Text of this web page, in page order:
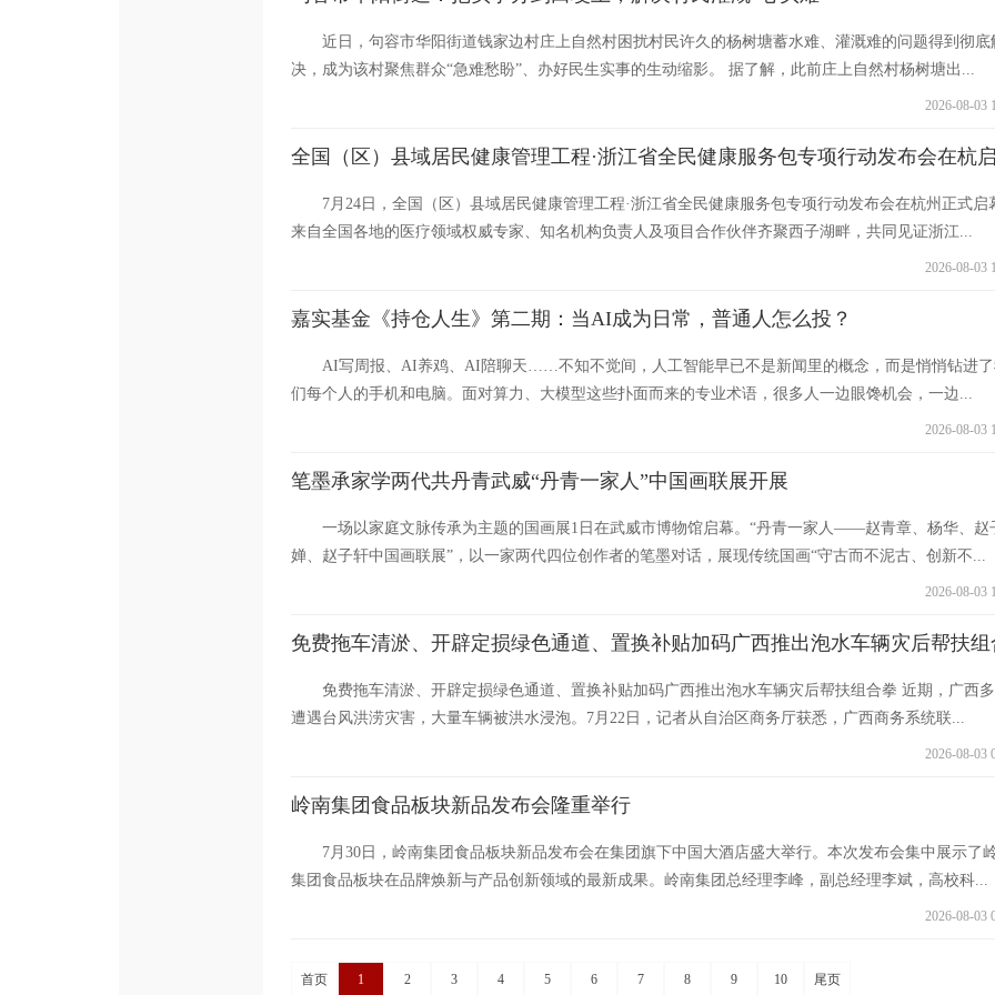
近日，句容市华阳街道钱家边村庄上自然村困扰村民许久的杨树塘蓄水难、灌溉难的问题得到彻底
决，成为该村聚焦群众“急难愁盼”、办好民生实事的生动缩影。 据了解，此前庄上自然村杨树塘出...
2026-08-03
全国（区）县域居民健康管理工程·浙江省全民健康服务包专项行动发布会在杭
7月24日，全国（区）县域居民健康管理工程·浙江省全民健康服务包专项行动发布会在杭州正式启
来自全国各地的医疗领域权威专家、知名机构负责人及项目合作伙伴齐聚西子湖畔，共同见证浙江...
2026-08-03
嘉实基金《持仓人生》第二期：当AI成为日常，普通人怎么投？
AI写周报、AI养鸡、AI陪聊天……不知不觉间，人工智能早已不是新闻里的概念，而是悄悄钻进
们每个人的手机和电脑。面对算力、大模型这些扑面而来的专业术语，很多人一边眼馋机会，一边...
2026-08-03
笔墨承家学两代共丹青武威“丹青一家人”中国画联展开展
一场以家庭文脉传承为主题的国画展1日在武威市博物馆启幕。“丹青一家人——赵青章、杨华、赵
婵、赵子轩中国画联展”，以一家两代四位创作者的笔墨对话，展现传统国画“守古而不泥古、创新不...
2026-08-03
免费拖车清淤、开辟定损绿色通道、置换补贴加码广西推出泡水车辆灾后帮扶组
免费拖车清淤、开辟定损绿色通道、置换补贴加码广西推出泡水车辆灾后帮扶组合拳 近期，广西
遭遇台风洪涝灾害，大量车辆被洪水浸泡。7月22日，记者从自治区商务厅获悉，广西商务系统联...
2026-08-03
岭南集团食品板块新品发布会隆重举行
7月30日，岭南集团食品板块新品发布会在集团旗下中国大酒店盛大举行。本次发布会集中展示了
集团食品板块在品牌焕新与产品创新领域的最新成果。岭南集团总经理李峰，副总经理李斌，高校科...
2026-08-03
首页 1 2 3 4 5 6 7 8 9 10 尾页